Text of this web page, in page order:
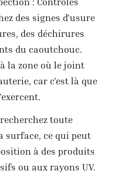
des signes d'usure
des déchirures
du caoutchouc.
la zone où le joint
car c'est là que
toute
surface, ce qui peut
à des produits
ou aux rayons UV.